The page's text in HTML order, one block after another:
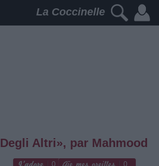
La Coccinelle
Altri», par Mahmood
0 0